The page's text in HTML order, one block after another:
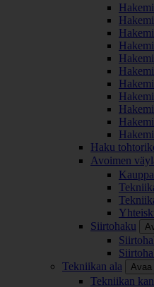
Haku
Avoimen
Siirtohaku
Tekniikan ala
Tekniikan